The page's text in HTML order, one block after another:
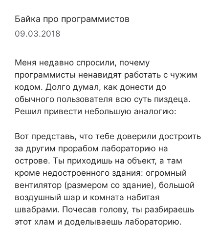
Байка про программистов
09.03.2018
Меня недавно спросили, почему
программисты ненавидят работать с чужим
кодом. Долго думал, как донести до
обычного пользователя всю суть пиздеца.
Решил привести небольшую аналогию:
Вот представь, что тебе доверили достроить
за другим прорабом лабораторию на
острове. Ты приходишь на объект, а там
кроме недостроенного здания: огромный
вентилятор (размером со здание), большой
воздушный шар и комната набитая
швабрами. Почесав голову, ты разбираешь
этот хлам и доделываешь лабораторию.